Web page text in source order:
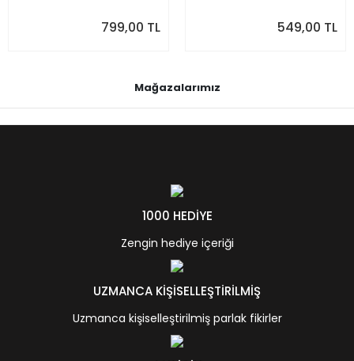
799,00 TL 549,00 TL
Mağazalarımız
1000 HEDİYE
Zengin hediye içeriği
UZMANCA KİŞİSELLEŞTİRİLMİŞ
Uzmanca kişiselleştirilmiş parlak fikirler